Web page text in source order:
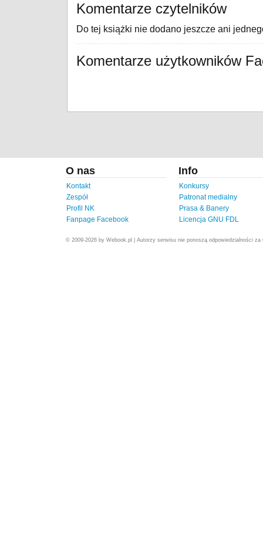
Komentarze czytelników
Do tej książki nie dodano jeszcze ani
Komentarze użytkowników
O nas
Kontakt
Zespół
Profil NK
Fanpage Facebook
Info
Konkursy
Patronat medialny
Prasa & Banery
Licencja GNU FDL
© 2009-2026 by Webook.pl | Autorzy serwisu nie ponoszą odpowiedzialności